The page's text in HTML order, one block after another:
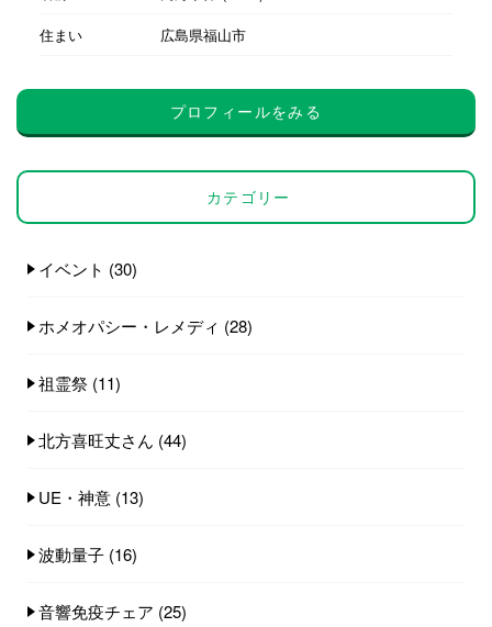
住まい
広島県福山市
プロフィールをみる
カテゴリー
イベント (30)
ホメオパシー・レメディ (28)
祖霊祭 (11)
北方喜旺丈さん (44)
UE・神意 (13)
波動量子 (16)
音響免疫チェア (25)